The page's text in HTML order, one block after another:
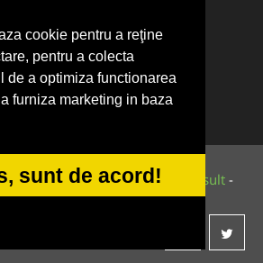
cookie pentru a reţine
pentru a colecta
de a optimiza functionarea
furniza marketing in baza
sunt de acord!
byVilonMedia&Tokaido Consult -